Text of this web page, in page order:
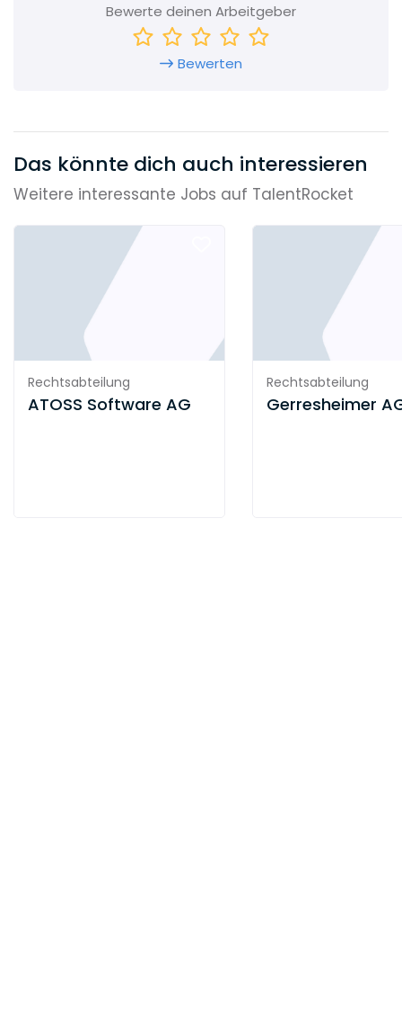
Bewerte deinen Arbeitgeber
Bewerten
Das könnte dich auch interessieren
Weitere interessante Jobs auf TalentRocket
Rechtsabteilung
ATOSS Software AG
Rechtsabteilung
Gerresheimer